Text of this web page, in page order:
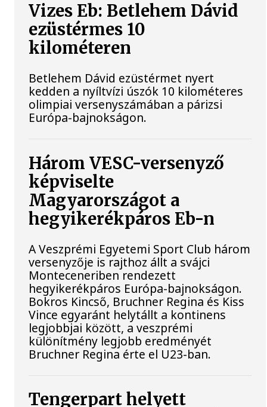
Vizes Eb: Betlehem Dávid
ezüstérmes 10
kilométeren
Betlehem Dávid ezüstérmet nyert
kedden a nyíltvízi úszók 10 kilométeres
olimpiai versenyszámában a párizsi
Európa-bajnokságon.
Három VESC-versenyző
képviselte
Magyarországot a
hegyikerékpáros Eb-n
A Veszprémi Egyetemi Sport Club három
versenyzője is rajthoz állt a svájci
Monteceneriben rendezett
hegyikerékpáros Európa-bajnokságon.
Bokros Kincső, Bruchner Regina és Kiss
Vince egyaránt helytállt a kontinens
legjobbjai között, a veszprémi
különítmény legjobb eredményét
Bruchner Regina érte el U23-ban.
Tengerpart helyett